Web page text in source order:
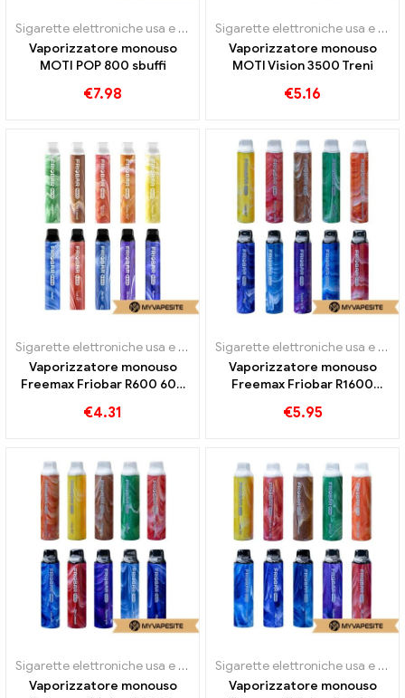
Sigarette elettroniche usa e getta
Vaporizzatore monouso
MOTI POP 800 sbuffi
€7.98
Sigarette elettroniche usa e getta
Vaporizzatore monouso
MOTI Vision 3500 Treni
€5.16
Sigarette elettroniche usa e getta
Vaporizzatore monouso
Freemax Friobar R600 600
€4.31
Sigarette elettroniche usa e getta
Vaporizzatore monouso
Freemax Friobar R1600
€5.95
Sigarette elettroniche usa e getta
Vaporizzatore monouso
Sigarette elettroniche usa e getta
Vaporizzatore monouso